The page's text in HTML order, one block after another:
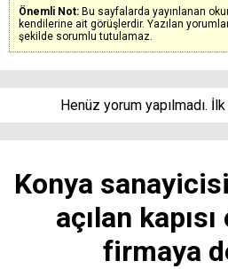
Önemli Not: Bu sayfalarda yayınlanan
kendilerine ait görüşlerdir. Yazılan
şekilde sorumlu tutulamaz.
Henüz yorum yapılmadı.
Konya
açılan
firmaya